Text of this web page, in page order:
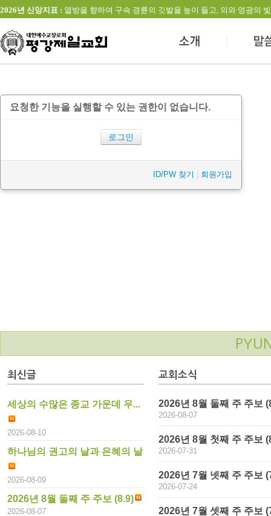
2026년 신앙지표 : 열방을 향하여 구속 경륜의 깃발을 높이 들고, 의와 영광의
요청한 기능을 실행할 수 있는 권한이 없습니다.
로그인
ID/PW 찾기 회원가입
최신글
세상의 수많은 종교 가운데 우...
2026-08-10
하나님의 권고의 날과 은혜의 날
2026-08-09
2026년 8월 둘째 주 주보 (8.9)
2026-08-07
교회소식
2026년 8월 둘째 주 주보
2026-08-07
2026년 8월 첫째 주 주보
2026-07-31
2026년 7월 넷째 주 주보
2026-07-24
2026년 7월 셋째 주 주보